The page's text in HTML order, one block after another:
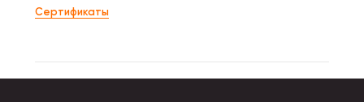
Сертификаты